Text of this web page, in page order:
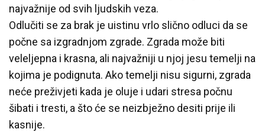
najvažnije od svih ljudskih veza.
Odlučiti se za brak je uistinu vrlo slično odluci da se
počne sa izgradnjom zgrade. Zgrada može biti
veleljepna i krasna, ali najvažniji u njoj jesu temelji na
kojima je podignuta. Ako temelji nisu sigurni, zgrada
neće preživjeti kada je oluje i udari stresa počnu
šibati i tresti, a što će se neizbježno desiti prije ili
kasnije.